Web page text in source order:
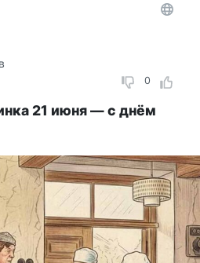
0
21 июня — с днём